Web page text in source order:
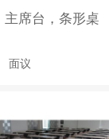
主席台，条形桌
面议